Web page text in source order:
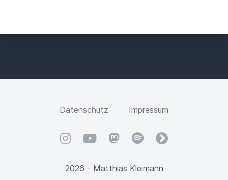
Datenschutz Impressum
InstagramYouTubeMastodonSpotifyfyyd
2026 - Matthias Kleimann